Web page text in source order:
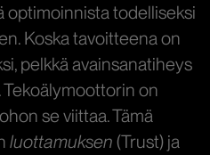
optimoinnista todelliseksi
Koska tavoitteena on
pelkkä avainsanatiheys
on
se viittaa. Tämä
luottamuksen (Trust) ja